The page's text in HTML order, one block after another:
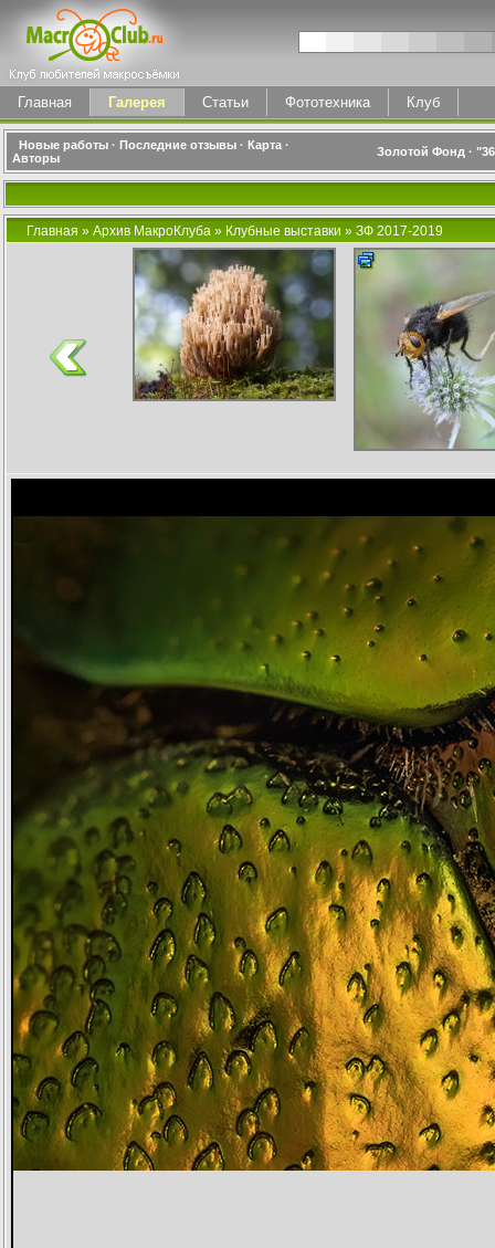
Главная Галерея Статьи Фототехника Клуб
Новые работы · Последние отзывы · Карта ·
Авторы
Золотой Фонд ·
Главная » Архив МакроКлуба» Клубные выставки » ЗФ 2017-2019